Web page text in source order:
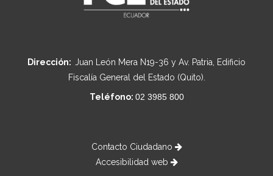
Dirección: Juan León Mera N19-36 y Av. Patria, Edificio
Fiscalía General del Estado (Quito).
Teléfono: 02 3985 800
Contacto Ciudadano
Accesibilidad web